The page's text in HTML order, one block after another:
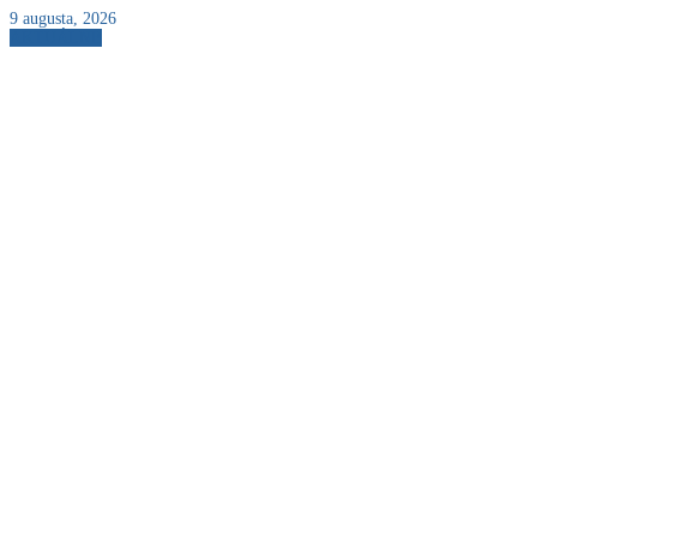
9 augusta, 2026